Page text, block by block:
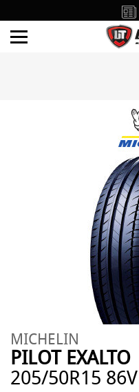
MICHELIN
PILOT EXALTO
205/50R15 86V